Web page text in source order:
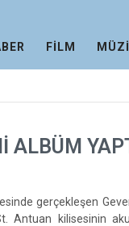
FİLM
ALBÜM
gerçekleşen
Antuan kilisesinin